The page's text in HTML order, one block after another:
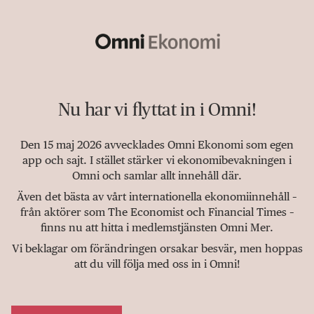
Nu har vi flyttat in i Omni!
Den 15 maj 2026 avvecklades Omni Ekonomi som egen
app och sajt. I stället stärker vi ekonomibevakningen i
Omni och samlar allt innehåll där.
Även det bästa av vårt internationella ekonomiinnehåll –
från aktörer som The Economist och Financial Times –
finns nu att hitta i medlemstjänsten Omni Mer.
Vi beklagar om förändringen orsakar besvär, men hoppas
att du vill följa med oss in i Omni!